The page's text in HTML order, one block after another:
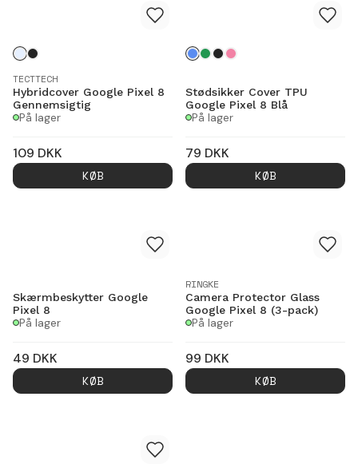
TECTTECH
Hybridcover Google Pixel 8
Gennemsigtig
På lager
109 DKK
KØB
Stødsikker Cover TPU
Google Pixel 8 Blå
På lager
79 DKK
KØB
Skærmbeskytter Google
Pixel 8
På lager
49 DKK
KØB
RINGKE
Camera Protector Glass
Google Pixel 8 (3-pack)
På lager
99 DKK
KØB